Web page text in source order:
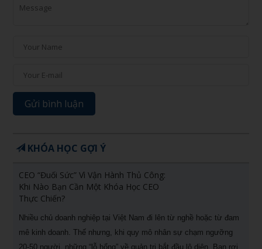
KHÓA HỌC GỢI Ý
CEO “Đuối Sức” Vì Vận Hành Thủ Công:
Khi Nào Bạn Cần Một Khóa Học CEO
Thực Chiến?
Nhiều chủ doanh nghiệp tại Việt Nam đi lên từ nghề hoặc từ đam
mê kinh doanh. Thế nhưng, khi quy mô nhân sự chạm ngưỡng
20-50 người, những “lỗ hổng” về quản trị bắt đầu lộ diện. Bạn rơi